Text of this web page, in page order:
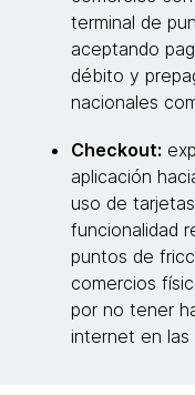
terminal de
aceptando
débito y
nacionales
Checkout:
aplicación
uso de
funcionalidad
puntos de
comercios
por no tener
internet en las